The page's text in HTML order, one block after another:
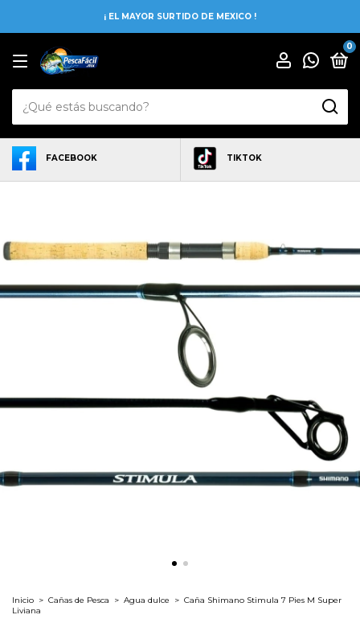
¡ EL MAYOR SURTIDO DE MEXICO !
0
FACEBOOK TIKTOK
Inicio > Cañas de Pesca > Agua dulce > Caña Shimano Stimula 7 Pies M Super
Liviana